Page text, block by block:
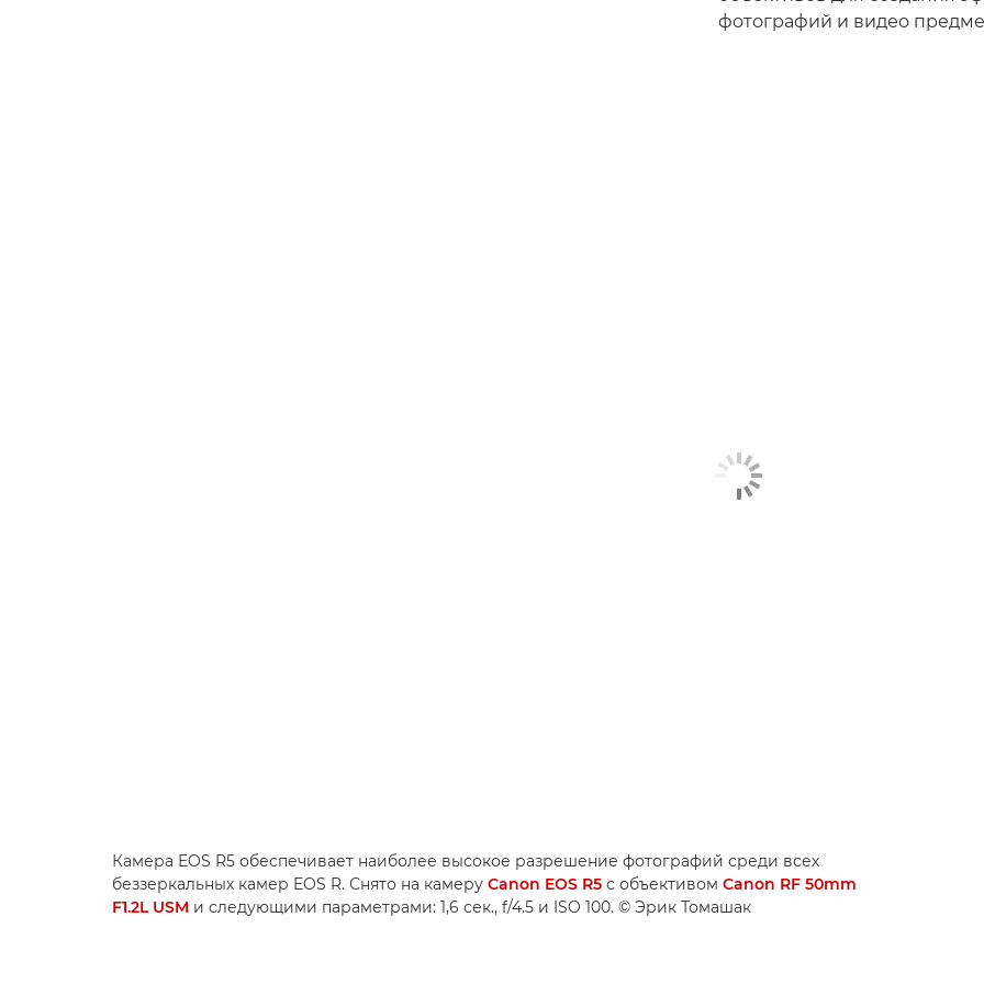
фотографий и видео
Камера EOS R5 обеспечивает наиболее высокое разрешение фотографий среди всех
беззеркальных камер EOS R. Снято на камеру Canon EOS R5 с объективом Canon RF 50mm
F1.2L USM и следующими параметрами: 1,6 сек., f/4.5 и ISO 100. © Эрик Томашак